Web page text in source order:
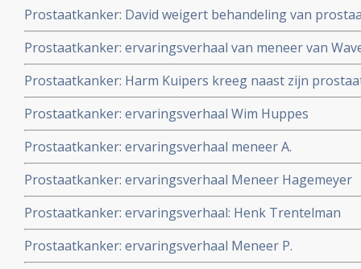
Prostaatkanker: David weigert behandeling van
and-see en gezonde leefstijl en is 1 jaar later klinisch
Prostaatkanker: ervaringsverhaal van meneer van
Prostaatkanker: Harm Kuipers kreeg naast zijn
Lees hier een interview met hem
Prostaatkanker: ervaringsverhaal Wim Huppes
Prostaatkanker: ervaringsverhaal meneer A.
Prostaatkanker: ervaringsverhaal Meneer Hagemeyer
Prostaatkanker: ervaringsverhaal: Henk Trentelman
Prostaatkanker: ervaringsverhaal Meneer P.